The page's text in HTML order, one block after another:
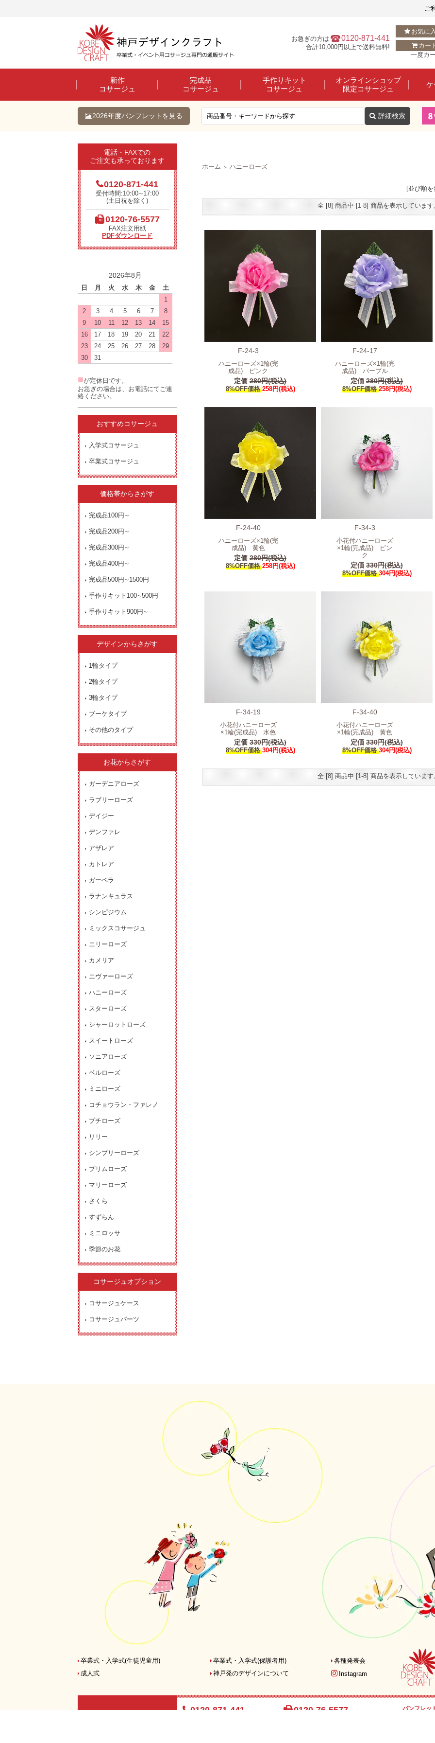
ご
お急ぎの方は 0120-871-441
合計10,000円以上で送料無料!
お気に
カー
一度カ
新作
コサージュ
完成品
コサージュ
手作りキット
コサージュ
オンラインショップ
限定コサージュ
ケ
2026年度パンフレットを見る
ホーム ＞ ハニーローズ
[並び順
全 [8] 商品中 [1-8] 商品を表示しています
F-24-3
ハニーローズ×1輪(完
成品) ピンク
定価 280円(税込)
8%OFF価格258円(税込)
F-24-17
ハニーローズ×1輪(完
成品) パープル
定価 280円(税込)
8%OFF価格258円(税込)
F-24-40
ハニーローズ×1輪(完
成品) 黄色
定価 280円(税込)
8%OFF価格258円(税込)
F-34-3
小花付ハニーローズ
×1輪(完成品) ピン
ク
定価 330円(税込)
8%OFF価格304円(税込)
F-34-19
小花付ハニーローズ
×1輪(完成品) 水色
定価 330円(税込)
8%OFF価格304円(税込)
F-34-40
小花付ハニーローズ
×1輪(完成品) 黄色
定価 330円(税込)
8%OFF価格304円(税込)
全 [8] 商品中 [1-8] 商品を表示しています
電話・FAXでの
ご注文も承っております
0120-871-441
受付時間:10:00∼17:00
(土日祝を除く)
0120-76-5577
FAX注文用紙
PDFダウンロード
2026年8月
日 月 火 水 木 金
土
1
2
3 4 5 6 7
8
9
10 11 12 13 14
15
16
17 18 19 20 21
22
23
24 25 26 27 28
29
30
31
■が定休日です。
お急ぎの場合は、お電話にてご連
絡ください。
おすすめコサージュ
入学式コサージュ
卒業式コサージュ
価格帯からさがす
完成品100円∼
完成品200円∼
完成品300円∼
完成品400円∼
完成品500円∼1500円
手作りキット100∼500円
手作りキット900円∼
デザインからさがす
1輪タイプ
2輪タイプ
3輪タイプ
ブーケタイプ
その他のタイプ
お花からさがす
ガーデニアローズ
ラブリーローズ
デイジー
デンファレ
アザレア
カトレア
ガーベラ
ラナンキュラス
シンピジウム
ミックスコサージュ
エリーローズ
カメリア
エヴァーローズ
ハニーローズ
スターローズ
シャーロットローズ
スイートローズ
ソニアローズ
ベルローズ
ミニローズ
コチョウラン・ファレノ
プチローズ
リリー
シンプリーローズ
プリムローズ
マリーローズ
さくら
すずらん
ミニロッサ
季節のお花
コサージュオプション
コサージュケース
コサージュパーツ
卒業式・入学式(生徒児童用) 卒業式・入学式(保護者用)
各種発表会
成人式
神戸発のデザインについて Instagram
0120-871-441 0120-76-5577 パンフレッ